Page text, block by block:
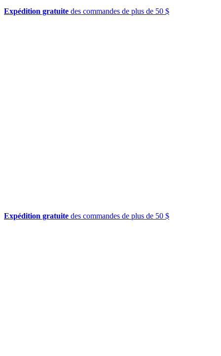
Expédition gratuite des commandes de plus de 50 $
Expédition gratuite des commandes de plus de 50 $